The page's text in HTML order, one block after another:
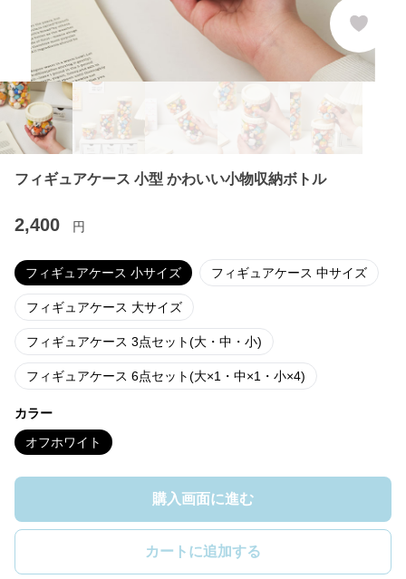
フィギュアケース 小型 かわいい小物収納ボトル
2,400 円
フィギュアケース 小サイズ フィギュアケース 中サイズ
フィギュアケース 大サイズ
フィギュアケース 3点セット(大・中・小)
フィギュアケース 6点セット(大×1・中×1・小×4)
カラー
オフホワイト
購入画面に進む
カートに追加する